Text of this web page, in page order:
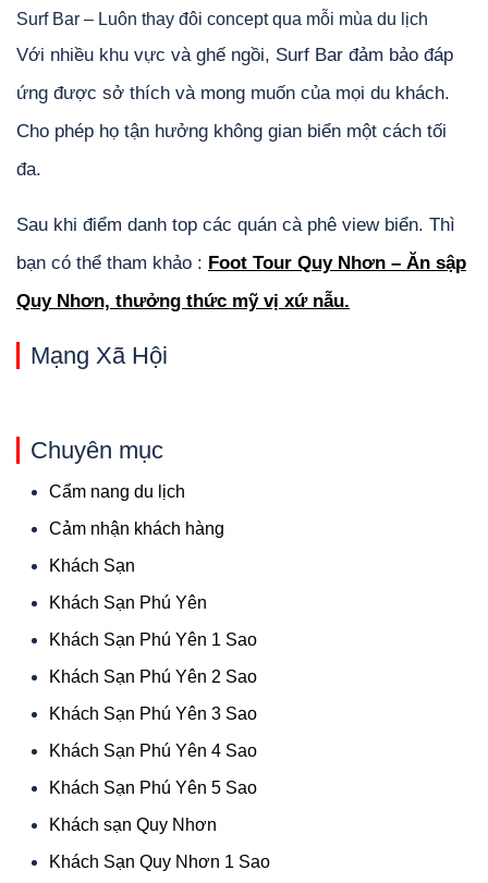
Surf Bar – Luôn thay đôi concept qua mỗi mùa du lịch
Với nhiều khu vực và ghế ngồi, Surf Bar đảm bảo đáp
ứng được sở thích và mong muốn của mọi du khách.
Cho phép họ tận hưởng không gian biển một cách tối
đa.
Sau khi điểm danh top các quán cà phê view biển. Thì
bạn có thể tham khảo : Foot Tour Quy Nhơn – Ăn sập
Quy Nhơn, thưởng thức mỹ vị xứ nẫu.
Mạng Xã Hội
Chuyên mục
Cẩm nang du lịch
Cảm nhận khách hàng
Khách Sạn
Khách Sạn Phú Yên
Khách Sạn Phú Yên 1 Sao
Khách Sạn Phú Yên 2 Sao
Khách Sạn Phú Yên 3 Sao
Khách Sạn Phú Yên 4 Sao
Khách Sạn Phú Yên 5 Sao
Khách sạn Quy Nhơn
Khách Sạn Quy Nhơn 1 Sao